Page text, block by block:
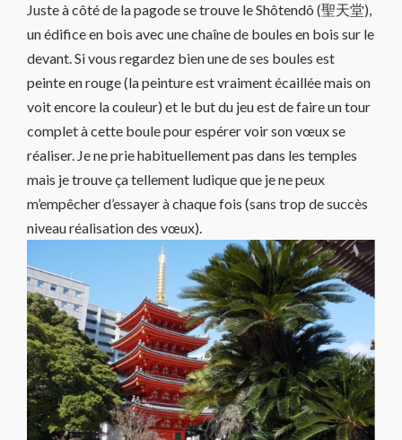
Juste à côté de la pagode se trouve le Shôtendô (聖天堂),
un édifice en bois avec une chaîne de boules en bois sur le
devant. Si vous regardez bien une de ses boules est
peinte en rouge (la peinture est vraiment écaillée mais on
voit encore la couleur) et le but du jeu est de faire un tour
complet à cette boule pour espérer voir son vœux se
réaliser. Je ne prie habituellement pas dans les temples
mais je trouve ça tellement ludique que je ne peux
m’empêcher d’essayer à chaque fois (sans trop de succès
niveau réalisation des vœux).